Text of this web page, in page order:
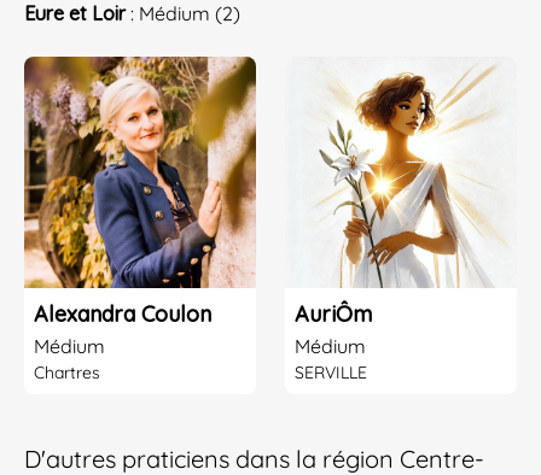
Eure et Loir : Médium (2)
Alexandra Coulon
Médium
Chartres
AuriÔm
Médium
SERVILLE
D'autres praticiens dans la région Centre-